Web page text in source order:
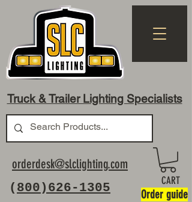
Truck & Trailer Lighting Specialists
( 800)626-1305
orderdesk@slclighting.com
CART
Order guide